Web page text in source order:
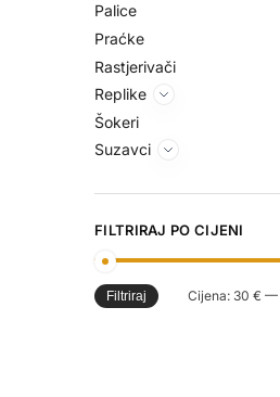
Palice
Praćke
Rastjerivači
Replike
Šokeri
Suzavci
FILTRIRAJ PO CIJENI
Filtriraj Cijena: 30 € —